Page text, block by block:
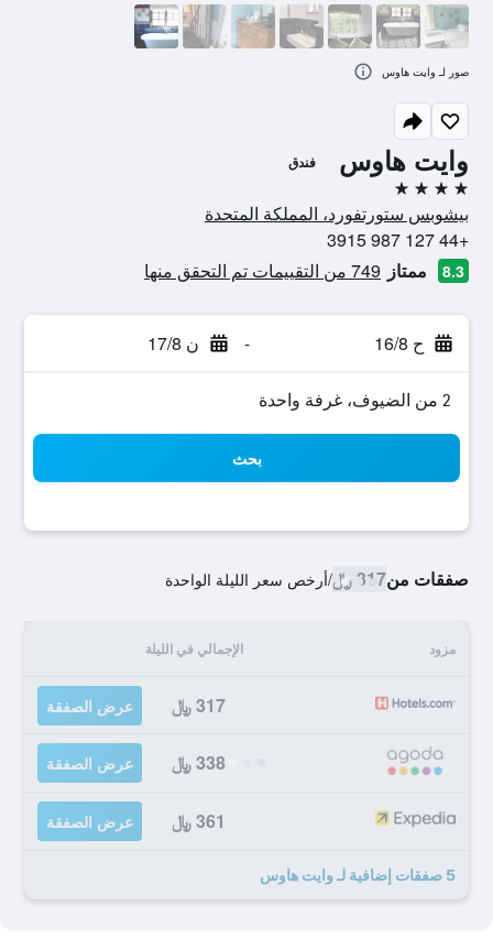
وايت هاوس فندق
4 نجوم
بيشوبس ستورتفورد، المملكة المتحدة
+44 127 987 3915
8.3 ممتاز 749 من التقييمات تم التحقق منها
ح 16/8 - ن 17/8
2 من الضيوف، غرفة واحدة
بحث
صفقات من317 ﷼ /أرخص سعر الليلة الواحدة
مزود الإجمالي في الليلة
317 ﷼ عرض الصفقة
338 ﷼ عرض الصفقة
361 ﷼ عرض الصفقة
5 صفقات إضافية لـ وايت هاوس
صور لـ وايت هاوس